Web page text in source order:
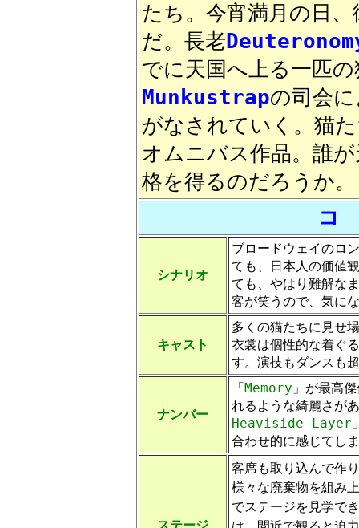
たち。今宵満月の日
だ。長老
でに天国へ上る一匹
Munkustrapの司会
がなされていく。猫
オムニバス作品。誰
格を得るのだろうか。
コ
シナリオ
ブロードウェイのロ
ても、日本人の価値
ても、やはり難解な
客が笑うので、気に
キャスト
多くの猫たちに見せ
衣裳は個性的な着ぐ
す。演技もダンスも
ナンバー
「Memory 」が最高
れるような綺麗さが
Heaviside Layer
合わせ的に感じてし
客席も取り込んで作
様々な廃棄物を組み
でステージを見学で